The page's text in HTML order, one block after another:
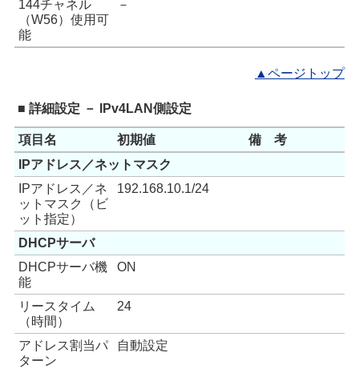
144チャネル
（W56）使用可
能
－
▲ページトップ
■ 詳細設定 － IPv4LAN側設定
項目名 初期値
備 考
IPアドレス／ネットマスク
IPアドレス／ネ
ットマスク（ビ
ット指定）
192.168.10.1/24
DHCPサーバ
DHCPサーバ機
能
ON
リースタイム
（時間）
24
アドレス割当パ
ターン
自動設定